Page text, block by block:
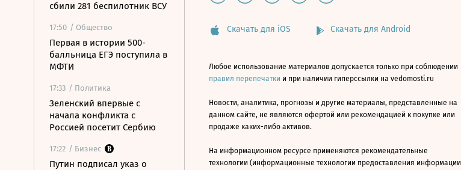
сбили 281 беспилотник ВСУ
17:50 / Общество
Первая в истории 500-
балльница ЕГЭ поступила в
МФТИ
17:33 / Политика
Зеленский впервые с
начала конфликта с
Россией посетит Сербию
17:22 / Бизнес
Путин подписал указ о
Скачать для iOS Скачать для Android
Любое использование материалов допускается только при соблюдении
правил перепечатки и при наличии гиперссылки на vedomosti.ru
Новости, аналитика, прогнозы и другие материалы, представленные на
данном сайте, не являются офертой или рекомендацией к покупке или
продаже каких-либо активов.
На информационном ресурсе применяются рекомендательные
технологии (информационные технологии предоставления информации